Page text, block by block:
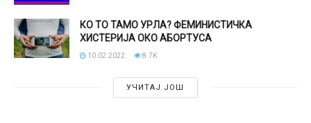
КО ТО ТАМО УРЛА? ФЕМИНИСТИЧКА
ХИСТЕРИЈА ОКО АБОРТУСА
10.02.2022. 8.7K
УЧИТАЈ ЈОШ